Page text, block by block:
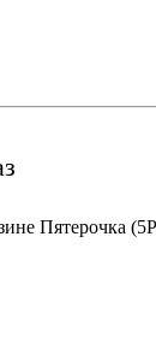
Пятерочка